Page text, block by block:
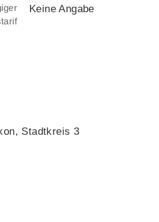
Keine Angabe
Stadtkreis 3